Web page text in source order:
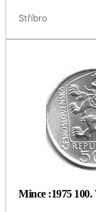
Stříbro
Mince :1975